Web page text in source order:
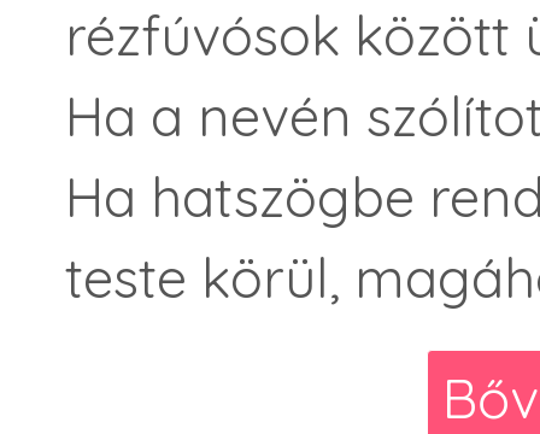
rézfúvósok között
Ha a nevén
Ha hatszögbe
teste körül,